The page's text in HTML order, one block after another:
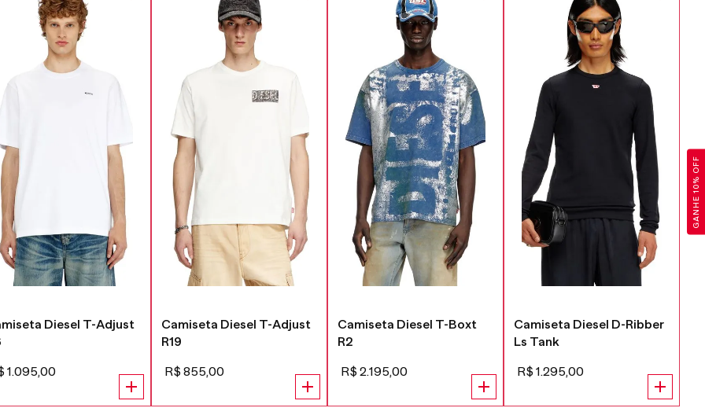
GANHE 10% OFF
Diesel T-Adjust
1.095,00
Camiseta Diesel T-Adjust
R19
R$ 855,00
Camiseta Diesel T-Boxt
R2
R$ 2.195,00
Camiseta Diesel D-Ribber
Ls Tank
R$ 1.295,00